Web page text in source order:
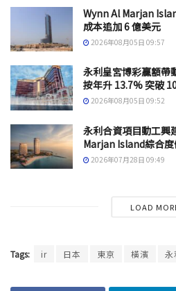
Wynn Al Marjan
成本追加 6 億美元
2026年08月05日 09:57
永利皇宮博彩贏額帶
按年升 13.7% 突破
2026年08月05日 09:52
永利合資項目動工興
Marjan Island綜合度
2026年07月28日 09:49
LOAD
Tags: ir 日本 東京 橫濱 永